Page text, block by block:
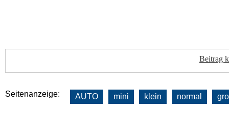
Beitrag
Seitenanzeige: AUTO mini klein normal